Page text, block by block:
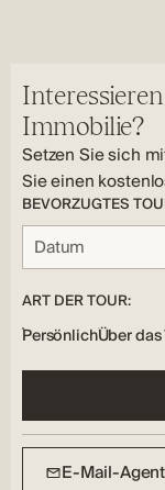
Waschküche:
Ja
Zusätzliche
Offener
Freibad
Immobilie?
Setzen Sie sich
Sie einen
BEVORZUGTES
ART DER TOUR:
PersönlichÜber
E-Mail-Agent